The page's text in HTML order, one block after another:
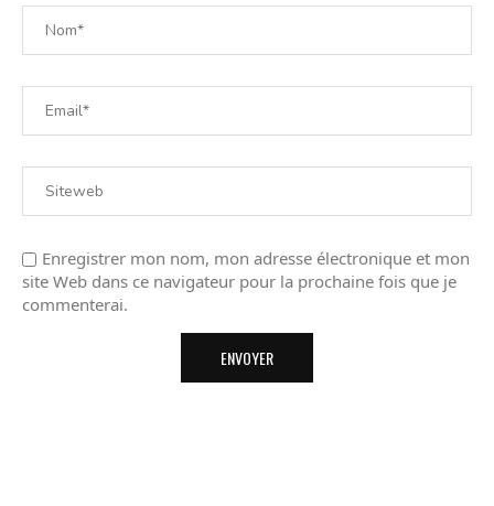
Enregistrer mon nom, mon adresse électronique et mon
site Web dans ce navigateur pour la prochaine fois que je
commenterai.